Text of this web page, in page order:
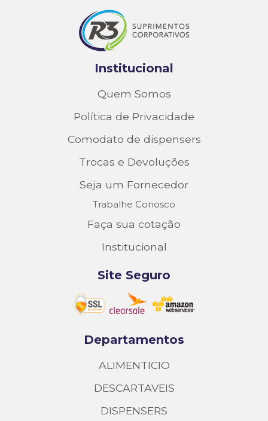
Institucional
Quem Somos
Política de Privacidade
Comodato de dispensers
Trocas e Devoluções
Seja um Fornecedor
Trabalhe Conosco
Faça sua cotação
Institucional
Site Seguro
Departamentos
ALIMENTICIO
DESCARTAVEIS
DISPENSERS